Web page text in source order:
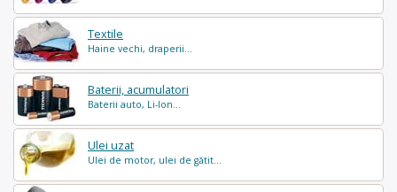
Textile
Haine vechi, draperii...
Baterii, acumulatori
Baterii auto, Li-Ion...
Ulei uzat
Ulei de motor, ulei de gătit...